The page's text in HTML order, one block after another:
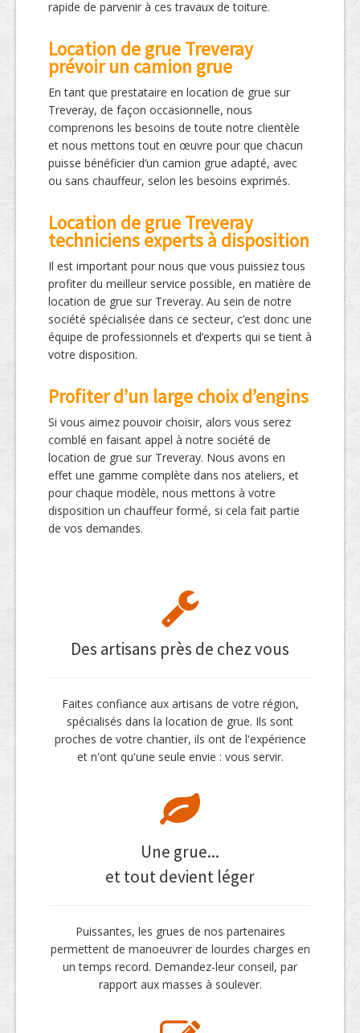
rapide de parvenir à ces travaux de toiture.
Location de grue Treveray
prévoir un camion grue
En tant que prestataire en location de grue sur
Treveray, de façon occasionnelle, nous
comprenons les besoins de toute notre clientèle
et nous mettons tout en œuvre pour que chacun
puisse bénéficier d’un camion grue adapté, avec
ou sans chauffeur, selon les besoins exprimés.
Location de grue Treveray
techniciens experts à disposition
Il est important pour nous que vous puissiez tous
profiter du meilleur service possible, en matière de
location de grue sur Treveray. Au sein de notre
société spécialisée dans ce secteur, c’est donc une
équipe de professionnels et d’experts qui se tient à
votre disposition.
Profiter d’un large choix d’engins
Si vous aimez pouvoir choisir, alors vous serez
comblé en faisant appel à notre société de
location de grue sur Treveray. Nous avons en
effet une gamme complète dans nos ateliers, et
pour chaque modèle, nous mettons à votre
disposition un chauffeur formé, si cela fait partie
de vos demandes.
Des artisans près de chez vous
Faites confiance aux artisans de votre région,
spécialisés dans la location de grue. Ils sont
proches de votre chantier, ils ont de l'expérience
et n'ont qu'une seule envie : vous servir.
Une grue...
et tout devient léger
Puissantes, les grues de nos partenaires
permettent de manoeuvrer de lourdes charges en
un temps record. Demandez-leur conseil, par
rapport aux masses à soulever.